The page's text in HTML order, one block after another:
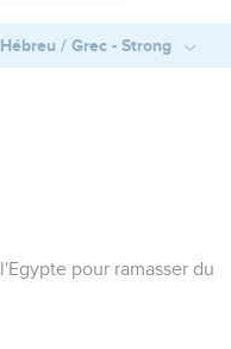
Hébreu / Grec - Strong
pour ramasser du